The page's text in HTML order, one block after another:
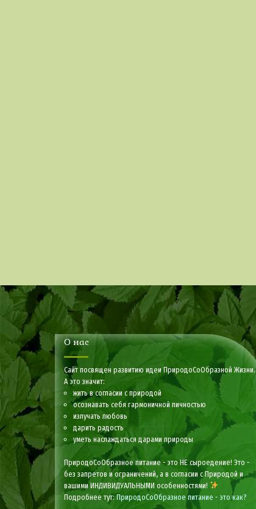
О нас
Сайт посвящен развитию идеи ПриродоСоОбразной Жизни.
А это значит:
жить в согласии с природой
осознавать себя гармоничной личностью
излучать любовь
дарить радость
уметь наслаждаться дарами природы
ПриродоСоОбразное питание - это НЕ сыроедение! Это -
без запретов и ограничений, а в согласии с Природой и
вашими ИНДИВИДУАЛЬНЫМИ особенностями!
Подробнее тут:ПриродоСоОбразное питание - это как?